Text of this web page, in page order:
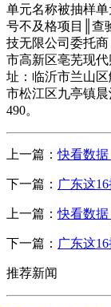
单元名称被抽样
号不及格项目║查
技无限公司委托
市高新区亳芜现
址：临沂市兰山
市松江区九亭镇
490。
上一篇：快看数
下一篇： 广东这
上一篇：快看数
下一篇： 广东这
推荐新闻